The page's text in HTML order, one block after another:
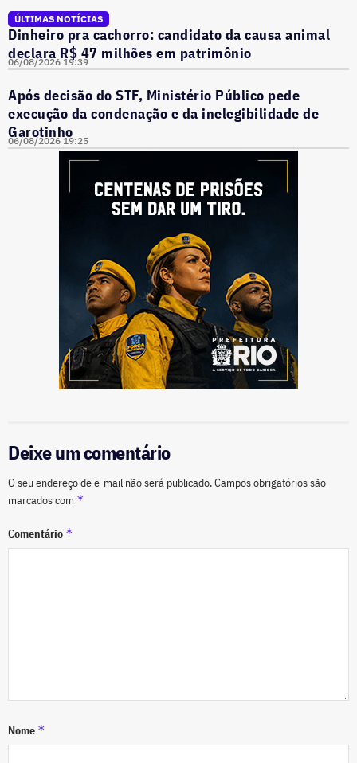
ÚLTIMAS NOTÍCIAS
Dinheiro pra cachorro: candidato da causa animal
declara R$ 47 milhões em patrimônio
06/08/2026 19:39
Após decisão do STF, Ministério Público pede
execução da condenação e da inelegibilidade de
Garotinho
06/08/2026 19:25
Deixe um comentário
O seu endereço de e-mail não será publicado.Campos obrigatórios são
marcados com *
Comentário *
Nome *